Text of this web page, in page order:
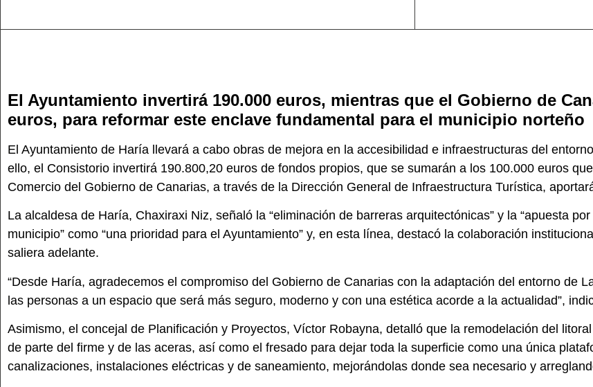
El Ayuntamiento invertirá 190.000 euros, mientras que el Gobierno de
euros, para reformar este enclave fundamental para el municipio norteño
El Ayuntamiento de Haría llevará a cabo obras de mejora en la accesibilidad e infraestructuras del
ello, el Consistorio invertirá 190.800,20 euros de fondos propios, que se sumarán a los 100.000 euros
Comercio del Gobierno de Canarias, a través de la Dirección General de Infraestructura Turística,
La alcaldesa de Haría, Chaxiraxi Niz, señaló la “eliminación de barreras arquitectónicas” y la “apuesta
municipio” como “una prioridad para el Ayuntamiento” y, en esta línea, destacó la colaboración
saliera adelante.
“Desde Haría, agradecemos el compromiso del Gobierno de Canarias con la adaptación del entorno de
las personas a un espacio que será más seguro, moderno y con una estética acorde a la actualidad”,
Asimismo, el concejal de Planificación y Proyectos, Víctor Robayna, detalló que la remodelación del
de parte del firme y de las aceras, así como el fresado para dejar toda la superficie como una única
canalizaciones, instalaciones eléctricas y de saneamiento, mejorándolas donde sea necesario y